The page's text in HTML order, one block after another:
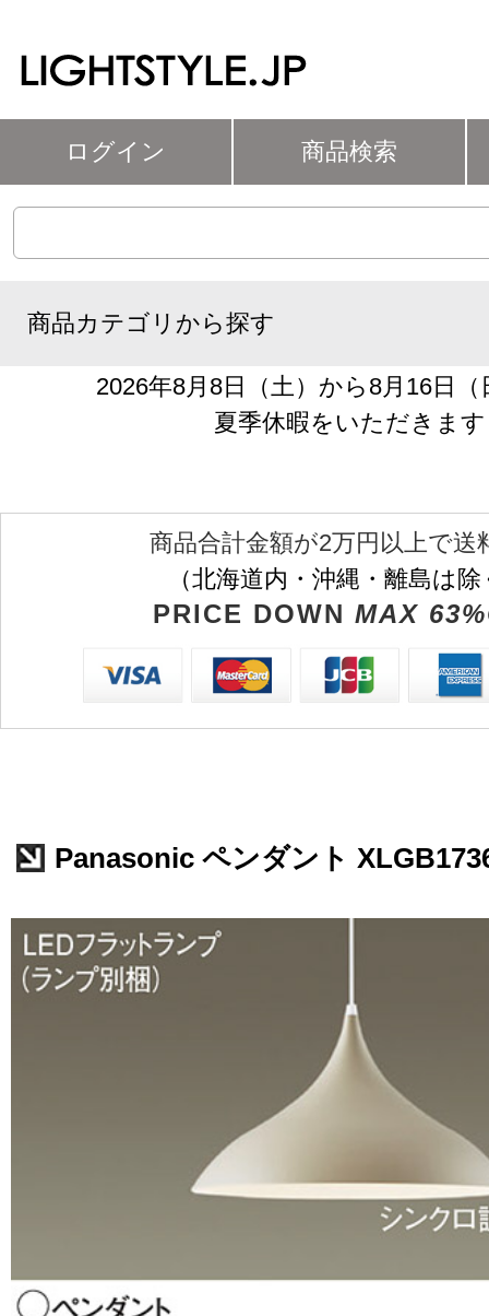
ログイン 商品検索
商品カテゴリから探す
2026年8月8日（土）から8月16日
夏季休暇をいただきます
商品合計金額が2万円以上で送
（北海道内・沖縄・離島は
PRICE DOWN MAX
Panasonic ペンダント